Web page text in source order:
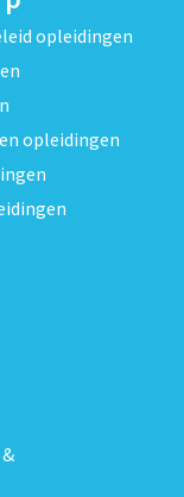
opleidingen
opleidingen